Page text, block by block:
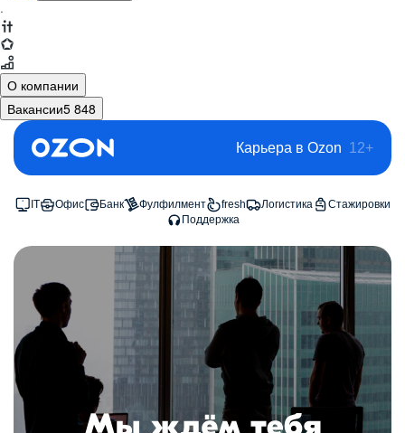
·
О компании
Вакансии5 848
Карьера в Ozon 12+
IT Офис Банк Фулфилмент fresh Логистика
Стажировки
Поддержка